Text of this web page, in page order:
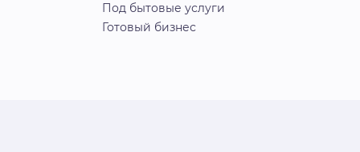
Под бытовые услуги
Готовый бизнес